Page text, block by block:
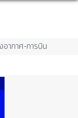
อากาศ-การบิน